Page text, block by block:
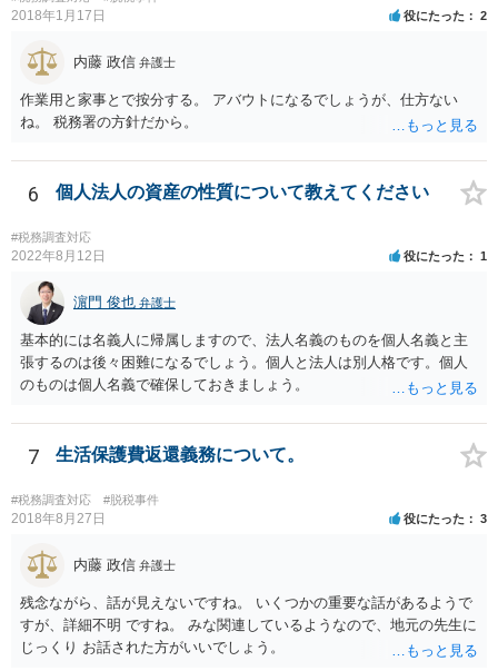
2018年1月17日 役にたった 2
内藤 政信 弁護士
作業用と家事とで按分する。 アバウトになるでしょうが、仕方ない
ね。 税務署の方針だから。
6 個人法人の資産の性質について教えてください
#税務調査対応
2022年8月12日 役にたった 1
濵門 俊也 弁護士
基本的には名義人に帰属しますので、法人名義のものを個人名義と主
張するのは後々困難になるでしょう。個人と法人は別人格です。個人
のものは個人名義で確保しておきましょう。
7 生活保護費返還義務について。
#税務調査対応 #脱税事件
2018年8月27日 役にたった 3
内藤 政信 弁護士
残念ながら、話が見えないですね。 いくつかの重要な話があるようで
すが、詳細不明 ですね。 みな関連しているようなので、地元の先生に
じっくり お話された方がいいでしょう。